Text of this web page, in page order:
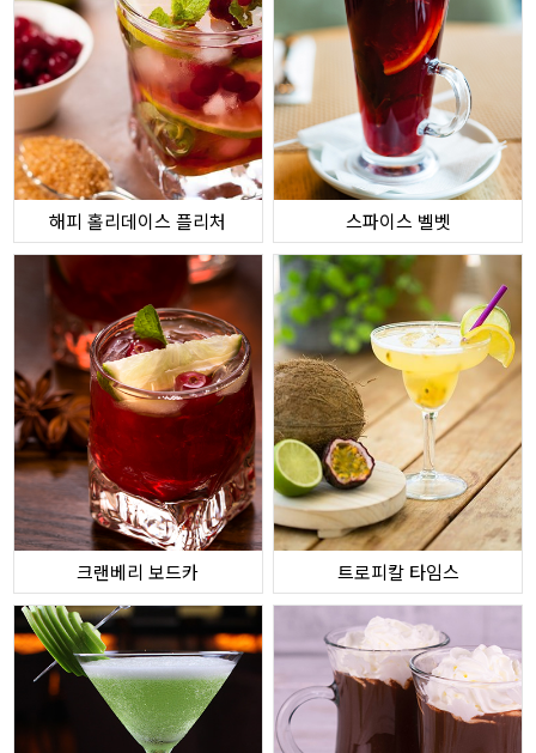
해피 홀리데이스 플리처 스파이스 벨벳
크랜베리 보드카 트로피칼 타임스